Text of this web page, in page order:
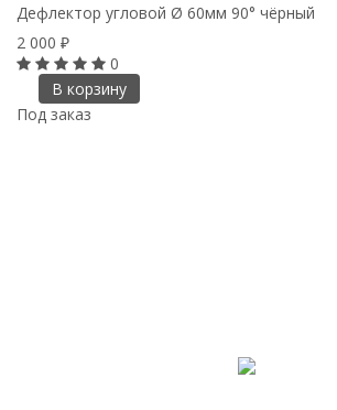
Дефлектор угловой Ø 60мм 90° чёрный
2 000 ₽
0
В корзину
Под заказ